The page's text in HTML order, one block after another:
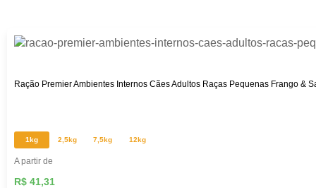
Ração Premier Ambientes Internos Cães Adultos Raças Pequenas Frango &
1kg 2,5kg 7,5kg 12kg
A partir de
R$ 41,31